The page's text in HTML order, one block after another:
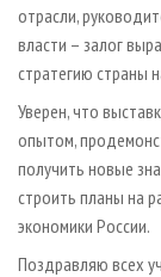
отрасли,
власти – залог
стратегию страны
Уверен, что
опытом,
получить новые
строить планы на
экономики России.
Поздравляю всех